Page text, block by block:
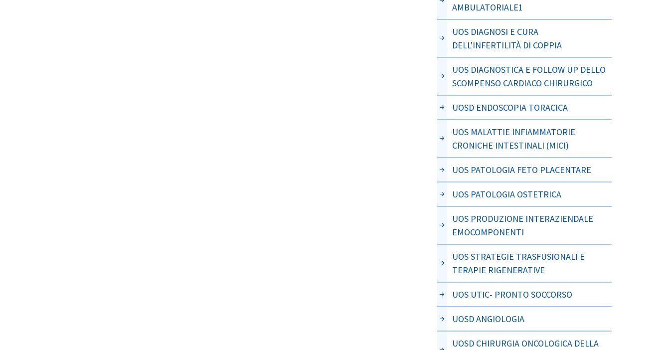
AMBULATORIALE1
UOS DIAGNOSI E CURA
DELL'INFERTILITÀ DI COPPIA
UOS DIAGNOSTICA E FOLLOW UP DELLO
SCOMPENSO CARDIACO CHIRURGICO
UOSD ENDOSCOPIA TORACICA
UOS MALATTIE INFIAMMATORIE
CRONICHE INTESTINALI (MICI)
UOS PATOLOGIA FETO PLACENTARE
UOS PATOLOGIA OSTETRICA
UOS PRODUZIONE INTERAZIENDALE
EMOCOMPONENTI
UOS STRATEGIE TRASFUSIONALI E
TERAPIE RIGENERATIVE
UOS UTIC- PRONTO SOCCORSO
UOSD ANGIOLOGIA
UOSD CHIRURGIA ONCOLOGICA DELLA